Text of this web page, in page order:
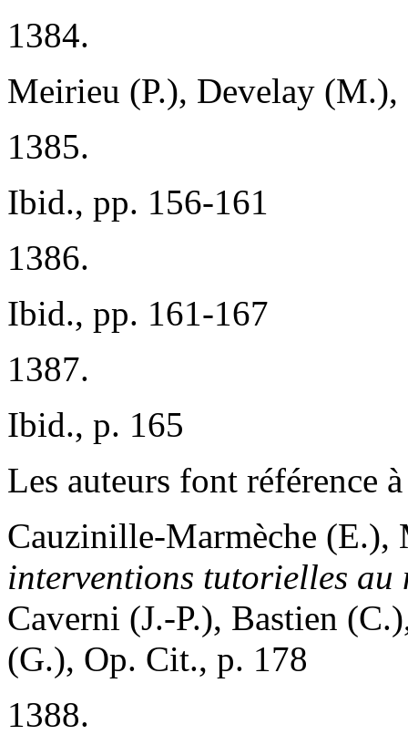
1384.
Meirieu (P.), Develay
1385.
Ibid., pp. 156-161
1386.
Ibid., pp. 161-167
1387.
Ibid., p. 165
Les auteurs font référence
Cauzinille-Marmèche (E.),
interventions tutorielles au
Caverni (J.-P.), Bastien
(G.), Op. Cit., p. 178
1388.